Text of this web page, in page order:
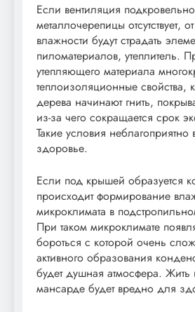
Если вентиляция
металлочерепицы отсутствует,
влажности будут страдать
пиломатериалов, утеплитель.
утепляющего материала
теплоизоляционные свойства,
дерева начинают гнить,
из-за чего сокращается срок
Такие условия неблагоприятно
здоровье.
Если под крышей образуется
происходит формирование
микроклимата в
При таком микроклимате
бороться с которой очень
активного образования
будет душная атмосфера. Жить
мансарде будет вредно для